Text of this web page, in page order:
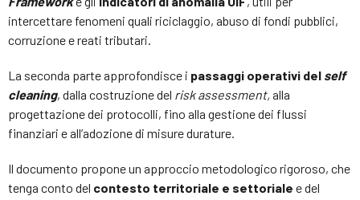
intercettare fenomeni quali riciclaggio, abuso di fondi pubblici,
corruzione e reati tributari.
La seconda parte approfondisce i passaggi operativi del self
cleaning, dalla costruzione del risk assessment,alla
progettazione dei protocolli, fino alla gestione dei flussi
finanziari e all’adozione di misure durature.
Il documento propone un approccio metodologico rigoroso, che
tenga conto del contesto territoriale e settoriale e del